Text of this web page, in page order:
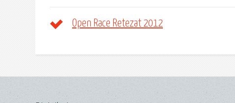
Open Race Retezat 2012